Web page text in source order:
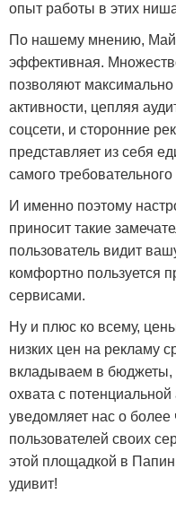
опыт работы в этих
По нашему мнению, Май
эффективная.
позволяют максимально
активности, цепляя
соцсети, и сторонние
представляет из себя
самого
И именно поэтому
приносит такие
пользователь видит
комфортно пользуется
сервисами.
Ну и плюс ко всему,
низких цен на рекламу
вкладываем в бюджеты,
охвата с
уведомляет нас о
пользователей своих
этой площадкой в
удивит!